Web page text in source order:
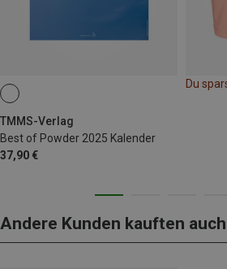
TMMS-Verlag
Best of Powder 2025 Kalender
37,90 €
Du
Andere Kunden kauften auch